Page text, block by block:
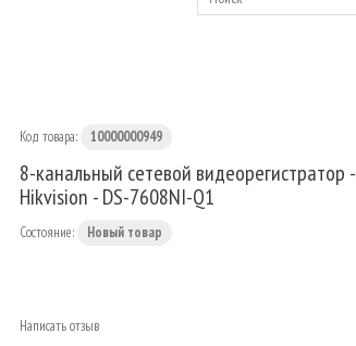
Код товара: 10000000949
8-канальный сетевой видеорегистратор -
Hikvision - DS-7608NI-Q1
Состояние: Новый товар
Написать отзыв